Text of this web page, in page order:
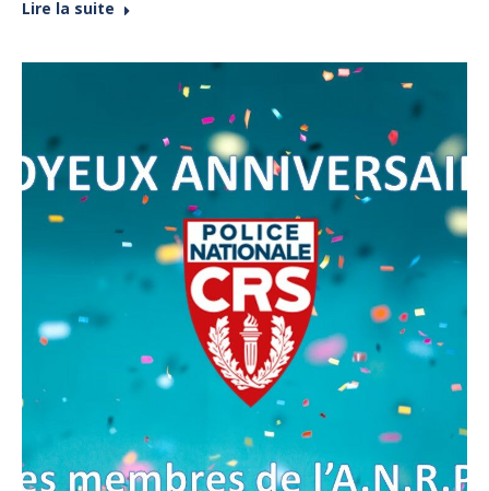
Lire la suite